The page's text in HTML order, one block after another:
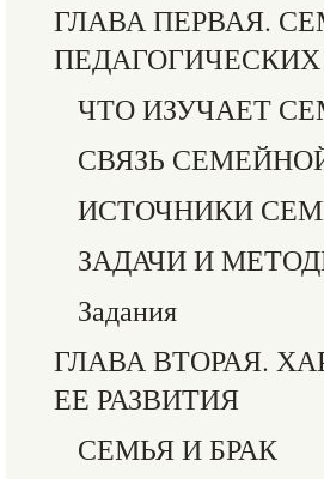
ГЛАВА ПЕРВАЯ.
ЧТО ИЗУЧАЕТ
СВЯЗЬ
ИСТОЧНИКИ
ЗАДАЧИ И
Задания
ГЛАВА ВТОРАЯ.
ЕЕ РАЗВИТИЯ
СЕМЬЯ И БРАК